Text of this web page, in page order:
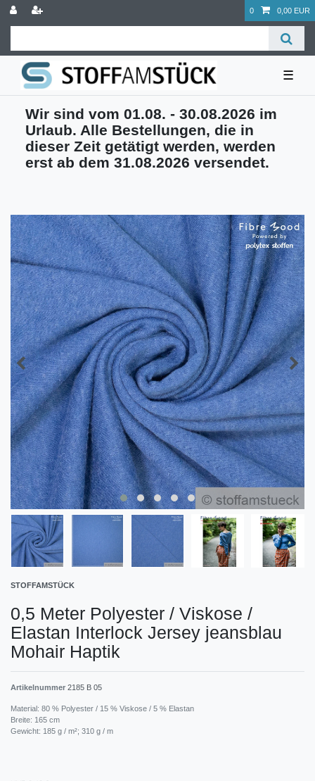
0 0,00 EUR
☰
Wir sind vom 01.08. - 30.08.2026 im
Urlaub. Alle Bestellungen, die in
dieser Zeit getätigt werden, werden
erst ab dem 31.08.2026 versendet.
STOFFAMSTÜCK
0,5 Meter Polyester / Viskose /
Elastan Interlock Jersey jeansblau
Mohair Haptik
Artikelnummer 2185 B 05
Material: 80 % Polyester / 15 % Viskose / 5 % Elastan
Breite: 165 cm
Gewicht: 185 g / m²; 310 g / m